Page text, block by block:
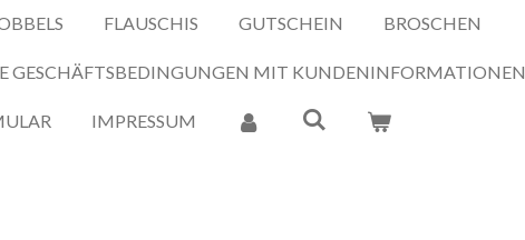
FLAUSCHIS GUTSCHEIN BROSCHEN
GESCHÄFTSBEDINGUNGEN MIT KUNDENINFORMATIONEN
IMPRESSUM